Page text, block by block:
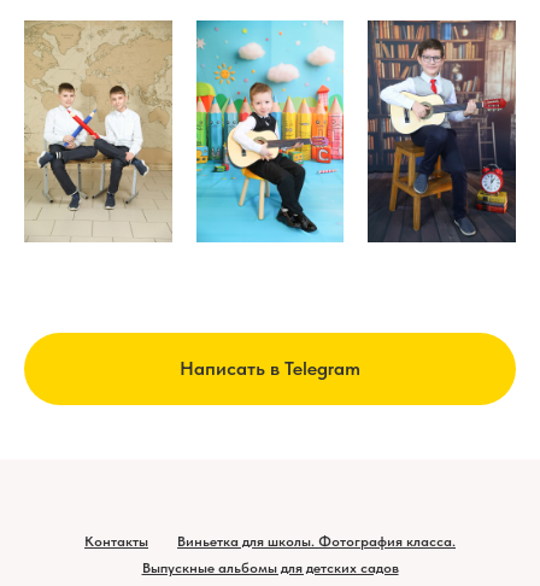
Написать в Telegram
Контакты
Виньетка для школы. Фотография класса.
Выпускные альбомы для детских садов